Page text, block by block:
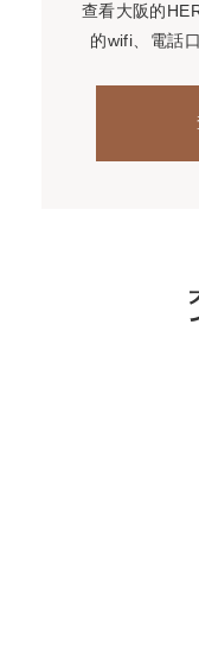
查看大阪的
的wifi、電話